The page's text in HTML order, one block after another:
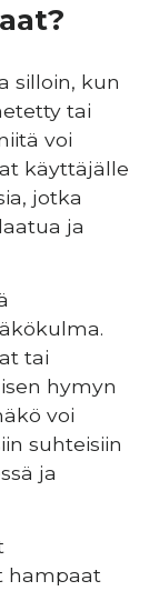
silloin, kun
tai
voi
käyttäjälle
jotka
ja
tai
hymyn
voi
suhteisiin
ja
hampaat